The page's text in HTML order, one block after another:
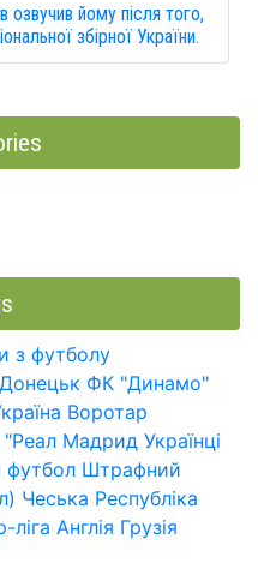
йому після того,
збірної України.
з футболу
ФК "Динамо"
Воротар
Мадрид Українці
футбол Штрафний
Чеська Республіка
ліга Англія Грузія